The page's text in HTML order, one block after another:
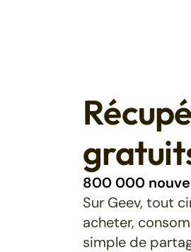
800 000
Sur Geev, tout
acheter,
simple de